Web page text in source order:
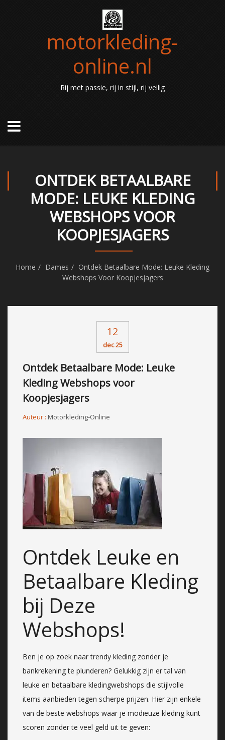
motorkleding-
online.nl
Rij met passie, rij in stijl, rij veilig
ONTDEK BETAALBARE
MODE: LEUKE KLEDING
WEBSHOPS VOOR
KOOPJESJAGERS
Home Dames
Ontdek Betaalbare Mode: Leuke Kleding
Webshops Voor Koopjesjagers
12
dec 25
Ontdek Betaalbare Mode: Leuke
Kleding Webshops voor
Koopjesjagers
Auteur : Motorkleding-Online
Ontdek Leuke en
Betaalbare Kleding
bij Deze
Webshops!
Ben je op zoek naar trendy kleding zonder je
bankrekening te plunderen? Gelukkig zijn er tal van
leuke en betaalbare kledingwebshops die stijlvolle
items aanbieden tegen scherpe prijzen. Hier zijn enkele
van de beste webshops waar je modieuze kleding kunt
scoren zonder te veel geld uit te geven: